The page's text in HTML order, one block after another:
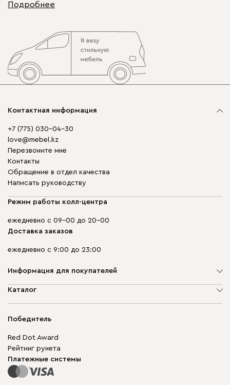
Подробнее
Контактная информация
+7 (775) 030-04-30
love@mebel.kz
Перезвоните мне
Контакты
Обращение в отдел качества
Написать руководству
Режим работы колл-центра
ежедневно с 09-00 до 20-00
Доставка заказов
ежедневно с 9:00 до 23:00
Информация для покупателей
О компании
Гарантия
Для бизнеса
Карта сайта
Каталог
Корпусная мебель
Модульная мебель
Столы и стулья
Победитель
Red Dot Award
Рейтинг рунета
Платежные системы